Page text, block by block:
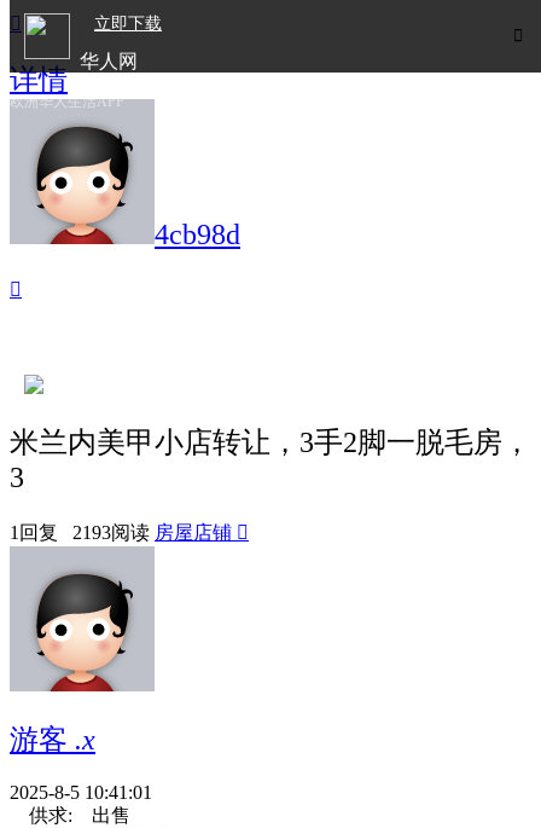

立即下载
华人网
欧洲华人生活APP

详情
4cb98d

米兰内美甲小店转让，3手2脚一脱毛房，
3
1回复 2193阅读 房屋店铺 
游客 .x
2025-8-5 10:41:01
供求:
出售